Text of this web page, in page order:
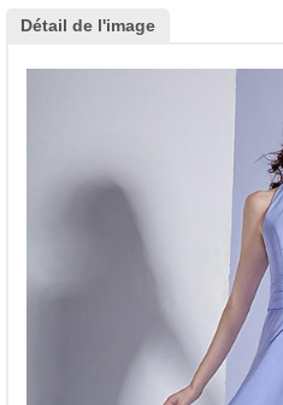
Détail de l'image